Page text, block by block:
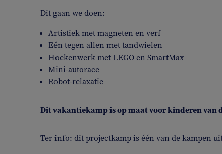
Dit gaan we doen:
Artistiek met magneten en verf
Eén tegen allen met tandwielen
Hoekenwerk met LEGO en SmartMax
Mini-autorace
Robot-relaxatie
Dit vakantiekamp is op maat voor kinderen van
Ter info: dit projectkamp is één van de kampen